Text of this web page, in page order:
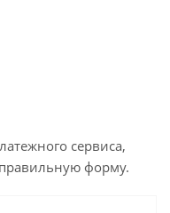
сервиса,
форму.